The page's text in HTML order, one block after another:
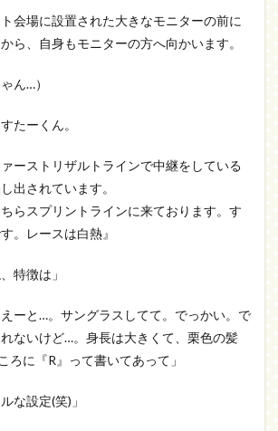
会場に設置された大きなモニターの前に
ら、自身もモニターの方へ向かいます。
ん…）
たーくん。
ーストリザルトラインで中継をしている
出されています。
らスプリントラインに来ております。す
。レースは白熱』
特徴は」
ーと…。サングラスしてて。でっかい。で
ないけど…。身長は大きくて、栗色の髪
ろに『R』って書いてあって」
な設定(笑)」